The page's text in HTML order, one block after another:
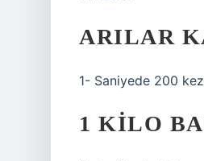
ARILAR
1- Saniyede 200
1 KILO